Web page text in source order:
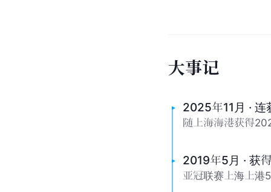
大事记
2025年11月 ·
随上海海港获得
2019年5月 · 获
亚冠联赛上海上港